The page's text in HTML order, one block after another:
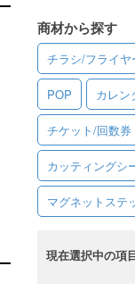
商材から探す
チラシ/フライヤ
POP カレン
チケット/回数
カッティングシ
マグネットステ
現在選択中の項